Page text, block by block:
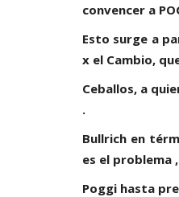
convencer a
Esto surge a
x el Cambio,
Ceballos, a
.
Bullrich en
es el problema
Poggi hasta